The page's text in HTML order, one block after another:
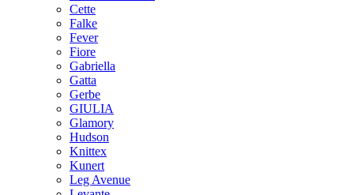
Cette
Falke
Fever
Fiore
Gabriella
Gatta
Gerbe
GIULIA
Glamory
Hudson
Knittex
Kunert
Leg Avenue